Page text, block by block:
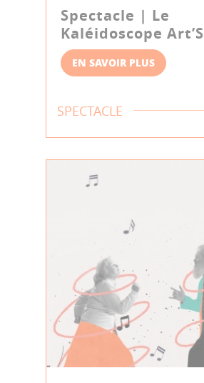
Spectacle | Le
Kaléidoscope
EN SAVOIR PLUS
SPECTACLE